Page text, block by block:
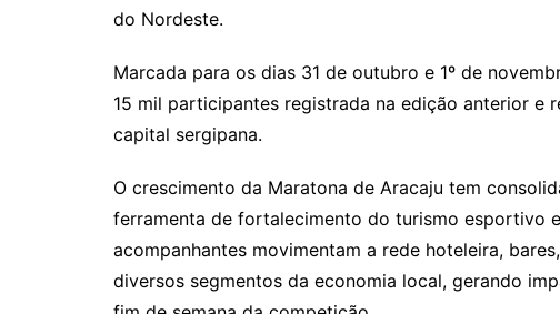
do Nordeste.
Marcada para os dias 31 de outubro e 1º de
15 mil participantes registrada na edição anterior e
capital sergipana.
O crescimento da Maratona de Aracaju tem
ferramenta de fortalecimento do turismo esportivo
acompanhantes movimentam a rede hoteleira,
diversos segmentos da economia local, gerando